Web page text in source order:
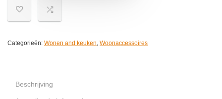
Categorieën: Wonen and keuken, Woonaccessoires
Beschrijving